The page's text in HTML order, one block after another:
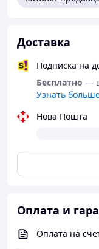
Доставка
Подписка на
Бесплатно —
Узнать
Нова Пошта
Оплата и
Оплата на